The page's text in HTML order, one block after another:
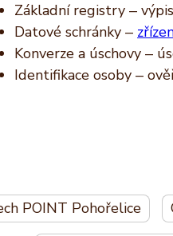
Základní registry –
Datové schránky –
Konverze a úschovy –
Identifikace osoby –
POINT Pohořelice